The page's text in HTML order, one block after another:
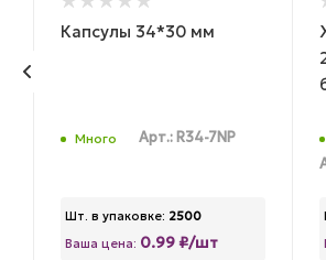
Капсулы 34*30 мм
Много Арт.: R34-7NP
Шт. в упаковке: 2500
Ваша цена: 0.99 ₽/шт